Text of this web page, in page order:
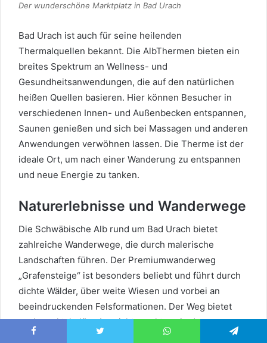
Der wunderschöne Marktplatz in Bad Urach
Bad Urach ist auch für seine heilenden
Thermalquellen bekannt. Die AlbThermen bieten ein
breites Spektrum an Wellness- und
Gesundheitsanwendungen, die auf den natürlichen
heißen Quellen basieren. Hier können Besucher in
verschiedenen Innen- und Außenbecken entspannen,
Saunen genießen und sich bei Massagen und anderen
Anwendungen verwöhnen lassen. Die Therme ist der
ideale Ort, um nach einer Wanderung zu entspannen
und neue Energie zu tanken.
Naturerlebnisse und Wanderwege
Die Schwäbische Alb rund um Bad Urach bietet
zahlreiche Wanderwege, die durch malerische
Landschaften führen. Der Premiumwanderweg
„Grafensteige“ ist besonders beliebt und führt durch
dichte Wälder, über weite Wiesen und vorbei an
beeindruckenden Felsformationen. Der Weg bietet
auch spektakuläre Aussichtspunkte, wie den
Hohenurachsteig, von dem aus man eine grandiose